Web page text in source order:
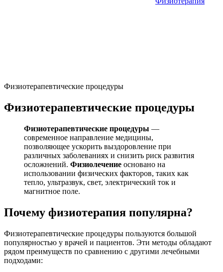
Физиотерапевтические процедуры
Физиотерапевтические процедуры
Физиотерапевтические процедуры —
современное направление медицины,
позволяющее ускорить выздоровление при
различных заболеваниях и снизить риск развития
осложнений. Физиолечение основано на
использовании физических факторов, таких как
тепло, ультразвук, свет, электрический ток и
магнитное поле.
Почему физиотерапия популярна?
Физиотерапевтические процедуры пользуются большой
популярностью у врачей и пациентов. Эти методы обладают
рядом преимуществ по сравнению с другими лечебными
подходами: